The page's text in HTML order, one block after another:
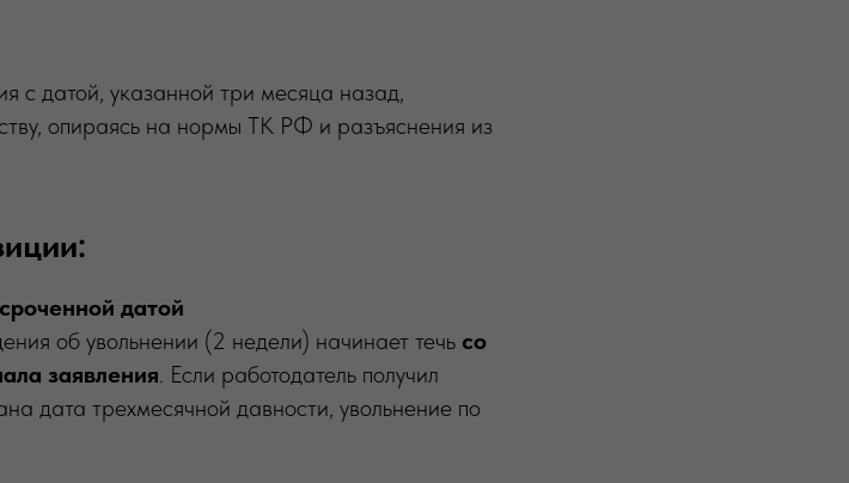
с датой, указанной три месяца назад,
опираясь на нормы ТК РФ и разъяснения из
датой
об увольнении (2 недели) начинает течь со
заявления. Если работодатель получил
дата трехмесячной давности, увольнение по